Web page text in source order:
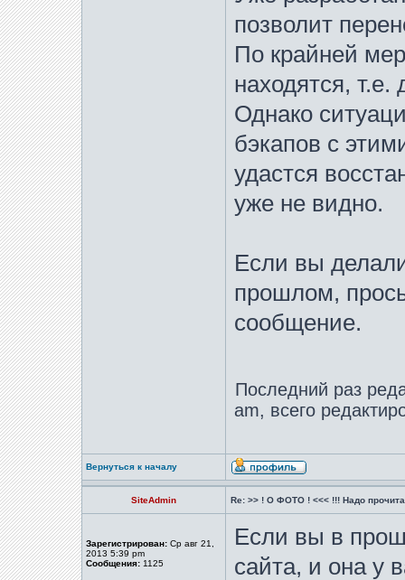
позволит
По крайней
находятся, т.е.
Однако
бэкапов с
удастся
уже не видно.
Если вы
прошлом,
сообщение.
Последний раз
am, всего
Вернуться к началу
SiteAdmin Re: >> ! О ФОТО ! <<< !!! Надо
Зарегистрирован: Ср авг 21,
2013 5:39 pm
Сообщения: 1125
Если вы в
сайта, и она у